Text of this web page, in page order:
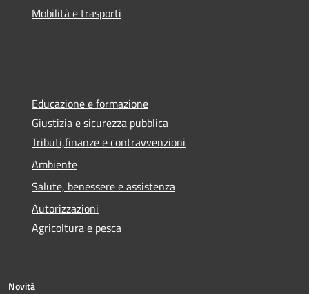
Mobilità e trasporti
Educazione e formazione
Giustizia e sicurezza pubblica
Tributi,finanze e contravvenzioni
Ambiente
Salute, benessere e assistenza
Autorizzazioni
Agricoltura e pesca
Novità